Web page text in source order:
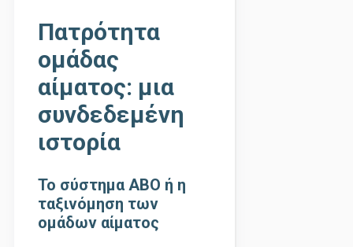
Πατρότητα
ομάδας
αίματος: μια
συνδεδεμένη
ιστορία
Το σύστημα ABO ή η
ταξινόμηση των
ομάδων αίματος